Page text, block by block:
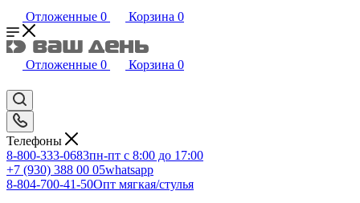
Отложенные 0 Корзина 0
Отложенные 0 Корзина 0
Телефоны
8-800-333-0683пн-пт с 8:00 до 17:00
+7 (930) 388 00 05whatsapp
8-804-700-41-50Опт мягкая/стулья